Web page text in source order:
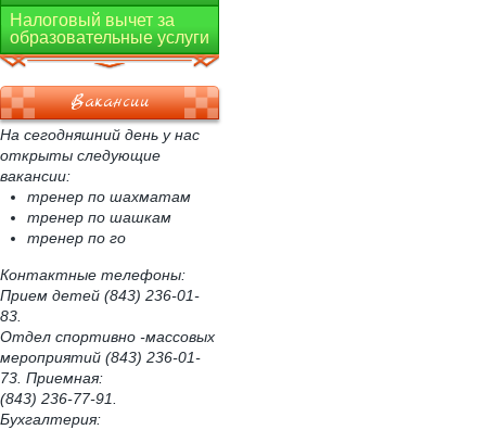
Налоговый вычет за
образовательные услуги
Вакансии
На сегодняшний день у нас
открыты следующие
вакансии:
тренер по шахматам
тренер по шашкам
тренер по го
Контактные телефоны:
Прием детей (843) 236-01-
83.
Отдел спортивно -массовых
мероприятий (843) 236-01-
73. Приемная:
(843) 236-77-91.
Бухгалтерия: